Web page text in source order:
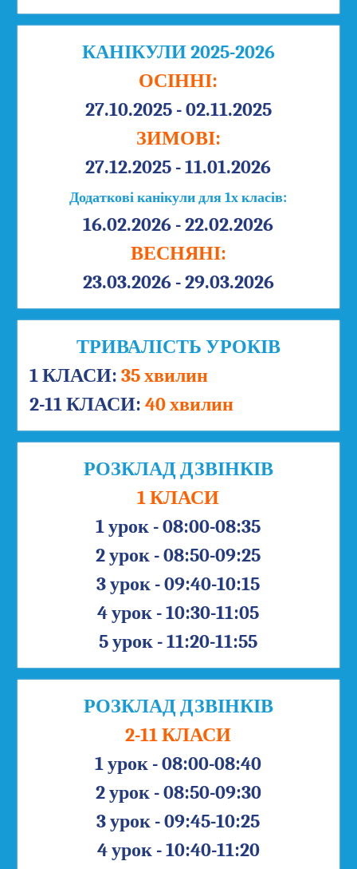
КАНІКУЛИ 2025-2026
ОСІННІ:
27.10.2025 - 02.11.2025
ЗИМОВІ:
27.12.2025 - 11.01.2026
Додаткові канікули для 1х класів:
16.02.2026 - 22.02.2026
ВЕСНЯНІ:
23.03.2026 - 29.03.2026
ТРИВАЛІСТЬ УРОКІВ
1 КЛАСИ: 35 хвилин
2-11 КЛАСИ: 40 хвилин
РОЗКЛАД ДЗВІНКІВ
1 КЛАСИ
1 урок - 08:00-08:35
2 урок - 08:50-09:25
3 урок - 09:40-10:15
4 урок - 10:30-11:05
5 урок - 11:20-11:55
РОЗКЛАД ДЗВІНКІВ
2-11 КЛАСИ
1 урок - 08:00-08:40
2 урок - 08:50-09:30
3 урок - 09:45-10:25
4 урок - 10:40-11:20